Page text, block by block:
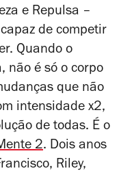
e Repulsa –
de competir
Quando o
não é só o corpo
que não
intensidade x2,
de todas. É o
2. Dois anos
Riley,